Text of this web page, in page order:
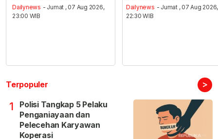
Dailynews - Jumat , 07 Aug 2026,
23:00 WIB
Dailynews - Jumat , 07 Aug 2026,
22:30 WIB
Terpopuler >
1
Polisi Tangkap 5 Pelaku
Penganiayaan dan
Pelecehan Karyawan
Koperasi